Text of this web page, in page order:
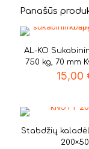
Panašūs
AL-KO
750 kg, 70 mm
15,00
Stabdžių
200×50